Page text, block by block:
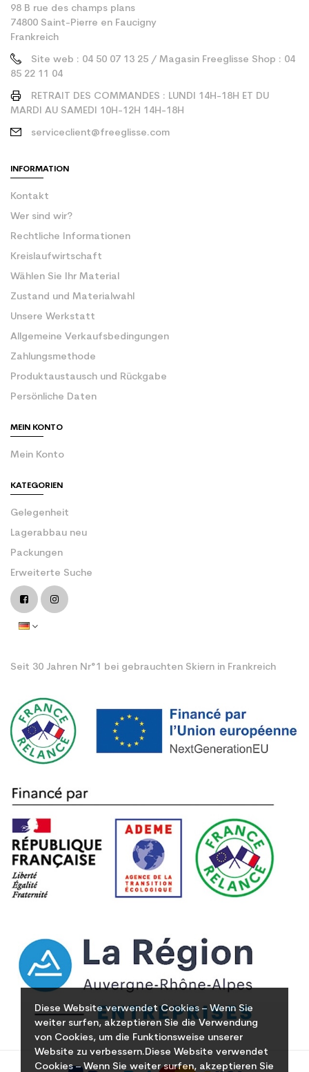
Diese Website verwendet Cookies – Wenn Sie
weiter surfen, akzeptieren Sie die Verwendung
von Cookies, um die Funktionsweise unserer
Website zu verbessern.Diese Website verwendet
Cookies – Wenn Sie weiter surfen, akzeptieren Sie
98 B rue des champs plans
74800 Saint-Pierre en Faucigny
Frankreich
Site web : 04 50 07 13 25 / Magasin Freeglisse Shop : 04
85 22 11 04
RETRAIT DES COMMANDES : LUNDI 14H-18H ET DU
MARDI AU SAMEDI 10H-12H 14H-18H
serviceclient@freeglisse.com
INFORMATION
Kontakt
Wer sind wir?
Rechtliche Informationen
Kreislaufwirtschaft
Wählen Sie Ihr Material
Zustand und Materialwahl
Unsere Werkstatt
Allgemeine Verkaufsbedingungen
Zahlungsmethode
Produktaustausch und Rückgabe
Persönliche Daten
MEIN KONTO
Mein Konto
KATEGORIEN
Gelegenheit
Lagerabbau neu
Packungen
Erweiterte Suche
Seit 30 Jahren Nr°1 bei gebrauchten Skiern in Frankreich